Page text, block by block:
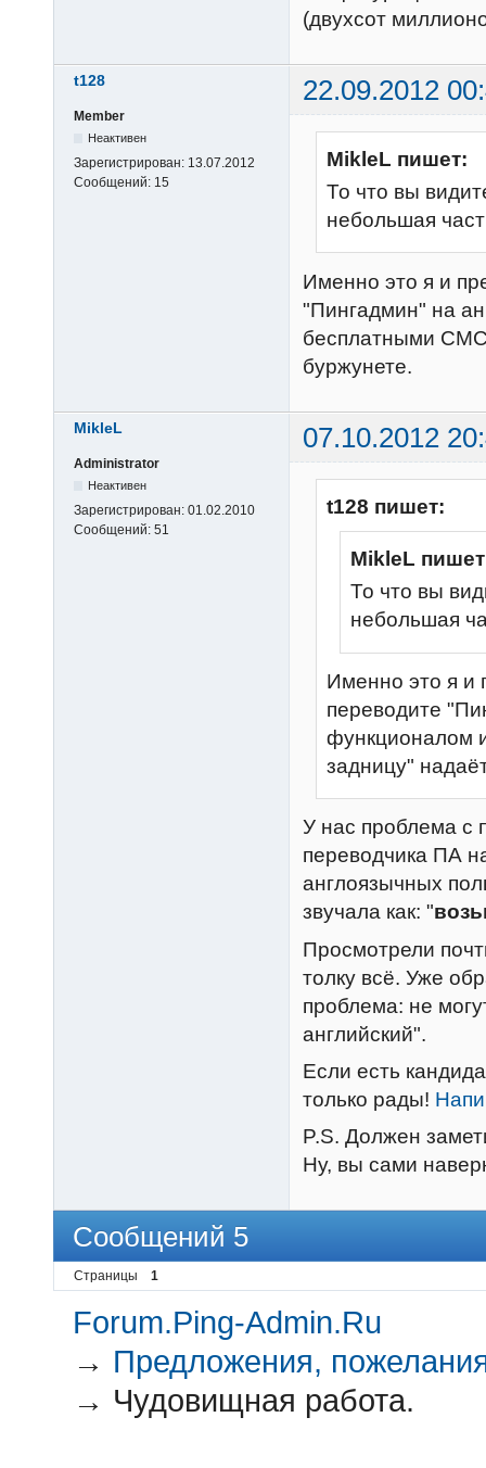
(двухсот
t128 22.09.2012
Member
Неактивен
Зарегистрирован: 13.07.2012
Сообщений: 15
MikleL пишет:
То что вы
небольшая
Именно это я и
"Пингадмин" на
бесплатными СМС
буржунете.
MikleL 07.10.2012
Administrator
Неактивен
Зарегистрирован: 01.02.2010
Сообщений: 51
t128 пишет:
MikleL
То что вы
небольшая
Именно это я и
переводите
функционалом
задницу"
У нас проблема с
переводчика ПА
англоязычных
звучала как: "
Просмотрели
толку всё. Уже
проблема: не
английский".
Если есть
только рады!
P.S. Должен
Ну, вы сами
Сообщений 5
Страницы 1
Forum.Ping-Admin.Ru
→ Предложения,
→ Чудовищная работа.